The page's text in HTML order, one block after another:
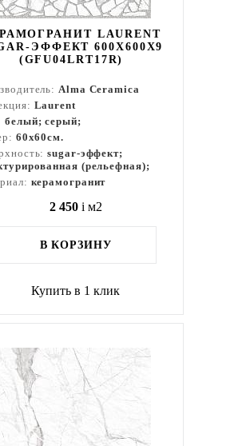
LAURENT
ЭФФЕКТ 600X600X9
(GFU04LRT17R)
Alma Ceramica
Laurent
белый; серый;
60x60см.
sugar-эффект;
(рельефная);
керамогранит
2 450 i м2
В КОРЗИНУ
Купить в 1 клик